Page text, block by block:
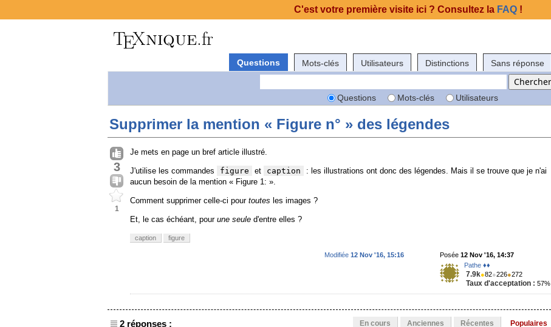
Questions Mots-clés Utilisateurs Distinctions Sans réponse
Questions Mots-clés Utilisateurs
Supprimer la mention « Figure n° » des légendes
3
1
Je mets en page un bref article illustré.
J'utilise les commandes figure et caption
: les illustrations ont donc des légendes. Mais il se trouve que je n'ai
aucun besoin de la mention « Figure 1: ».
Comment supprimer celle-ci pour toutes les images ?
Et, le cas échéant, pour une seule d'entre elles ?
caption figure
Posée 12 Nov '16, 14:37
Pathe ♦♦
7.9k●82●226●272
Taux d'acceptation : 57%
Modifiée 12 Nov '16, 15:16
2 réponses : En cours Anciennes Récentes Populaires
C'est votre première visite ici ? Consultez la FAQ !